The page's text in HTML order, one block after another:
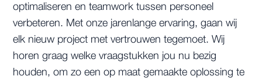
optimaliseren en teamwork tussen personeel
verbeteren. Met onze jarenlange ervaring, gaan wij
elk nieuw project met vertrouwen tegemoet. Wij
horen graag welke vraagstukken jou nu bezig
houden, om zo een op maat gemaakte oplossing te